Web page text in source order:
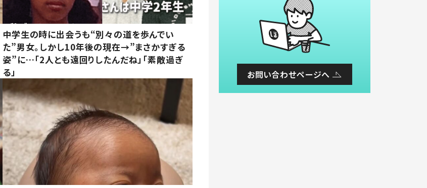
中学生の時に出会うも“別々の道を歩んでい
た”男女。しかし10年後の現在→”まさかすぎる
姿”に…「2人とも遠回りしたんだね」「素敵過ぎ
る」
お問い合わせページへ